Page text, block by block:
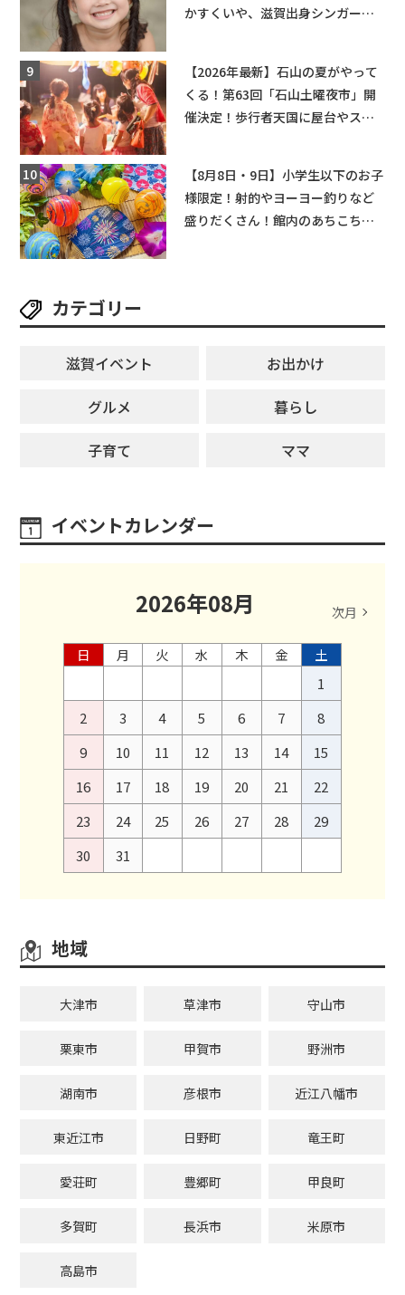
かすくいや、滋賀出身シンガーソ
【2026年最新】石山の夏がやって
くる！第63回「石山土曜夜市」開
催決定！歩行者天国に屋台やステ
【8月8日・9日】小学生以下のお子
様限定！射的やヨーヨー釣りなど
盛りだくさん！館内のあちこちに
カテゴリー
滋賀イベント
お出かけ
グルメ
暮らし
子育て
ママ
イベントカレンダー
2026年08月 次月
日 月 火 水 木 金
土
1
2
3 4 5 6 7
8
9
10 11 12 13 14
15
16
17 18 19 20 21
22
23
24 25 26 27 28
29
30
31
地域
大津市 草津市 守山市
栗東市 甲賀市 野洲市
湖南市 彦根市 近江八幡市
東近江市 日野町 竜王町
愛荘町 豊郷町 甲良町
多賀町 長浜市 米原市
高島市